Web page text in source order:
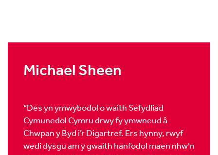
Michael Sheen
“Des yn ymwybodol o waith Sefydliad
Cymunedol Cymru drwy fy ymwneud â
Chwpan y Byd i’r Digartref. Ers hynny, rwyf
wedi dysgu am y gwaith hanfodol maen nhw’n